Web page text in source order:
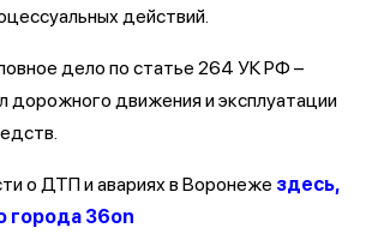
действий.
дело по статье 264 УК РФ –
дорожного движения и эксплуатации
о ДТП и авариях в Воронеже здесь,
города 36on